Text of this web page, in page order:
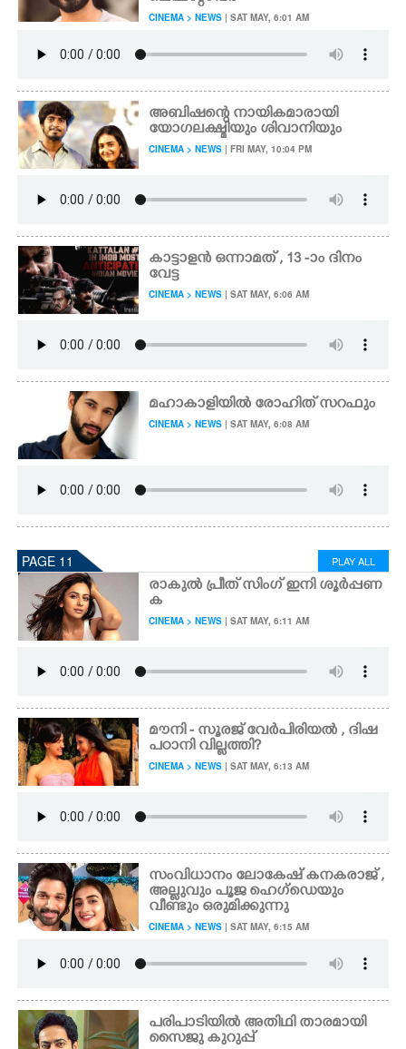
CINEMA > NEWS | SAT MAY, 6:01 AM
അബിഷന്റെ നായികമാരായി
യോഗലക്ഷ്മിയും ശിവാനിയും
CINEMA > NEWS | FRI MAY, 10:04 PM
കാട്ടാളൻ ഒന്നാമത് , 13 -ാം ദിനം
വേട്ട
CINEMA > NEWS | SAT MAY, 6:06 AM
മഹാകാളിയിൽ രോഹിത് സറഫും
CINEMA > NEWS | SAT MAY, 6:08 AM
PAGE 11 PLAY ALL
രാകുൽ പ്രീത് സിംഗ് ഇനി ശൂർപ്പണ
ക
CINEMA > NEWS | SAT MAY, 6:11 AM
മൗനി - സൂരജ് വേർപിരിയൽ , ദിഷ
പഠാനി വില്ലത്തി?​
CINEMA > NEWS | SAT MAY, 6:13 AM
സംവിധാനം ലോകേഷ് കനകരാജ് ,
അല്ലുവും പൂജ ഹെഗ്ഡെയും
വീണ്ടും ഒരുമിക്കുന്നു
CINEMA > NEWS | SAT MAY, 6:15 AM
പരിപാടിയിൽ അതിഥി താരമായി
സൈജു കുറുപ്പ്